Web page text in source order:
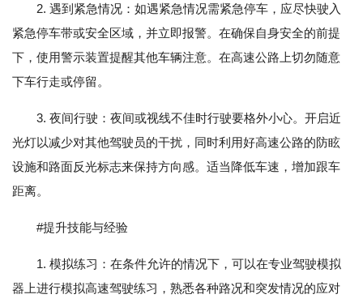
2. 遇到紧急情况：如遇紧急情况需紧急停车，应尽快驶入
紧急停车带或安全区域，并立即报警。在确保自身安全的前提
下，使用警示装置提醒其他车辆注意。在高速公路上切勿随意
下车行走或停留。
3. 夜间行驶：夜间或视线不佳时行驶要格外小心。开启近
光灯以减少对其他驾驶员的干扰，同时利用好高速公路的防眩
设施和路面反光标志来保持方向感。适当降低车速，增加跟车
距离。
#提升技能与经验
1. 模拟练习：在条件允许的情况下，可以在专业驾驶模拟
器上进行模拟高速驾驶练习，熟悉各种路况和突发情况的应对